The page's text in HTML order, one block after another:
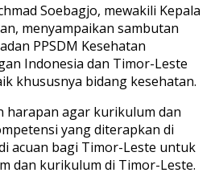
Soebagjo, mewakili Kepala
menyampaikan sambutan
PPSDM Kesehatan
Indonesia dan Timor-Leste
khususnya bidang kesehatan.
harapan agar kurikulum dan
yang diterapkan di
acuan bagi Timor-Leste untuk
dan kurikulum di Timor-Leste.